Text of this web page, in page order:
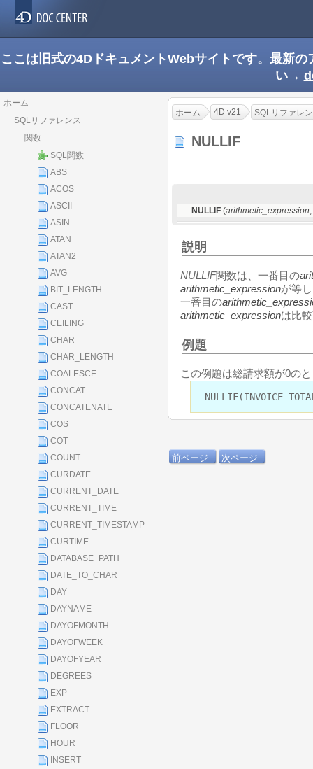
ここは旧式の4DドキュメントWebサイトです。最新
い→
ホーム
SQLリファレンス
関数
SQL関数
ABS
ACOS
ASCII
ASIN
ATAN
ATAN2
AVG
BIT_LENGTH
CAST
CEILING
CHAR
CHAR_LENGTH
COALESCE
CONCAT
CONCATENATE
COS
COT
COUNT
CURDATE
CURRENT_DATE
CURRENT_TIME
CURRENT_TIMESTAMP
CURTIME
DATABASE_PATH
DATE_TO_CHAR
DAY
DAYNAME
DAYOFMONTH
DAYOFWEEK
DAYOFYEAR
DEGREES
EXP
EXTRACT
FLOOR
HOUR
INSERT
ホーム 4D v21 SQLリファレ
NULLIF
NULLIF (arithmetic_expression,
説明
NULLIF関数は、一番目の
arithmetic_expressionが等
一番目の
arithmetic_expressionは比
例題
この例題は総請求額が0の
前ページ 次ページ